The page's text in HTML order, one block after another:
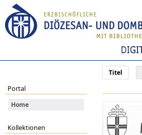
Titel
Portal
Home
Kollektionen